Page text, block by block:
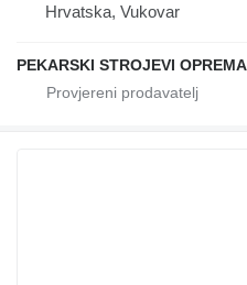
Hrvatska, Vukovar
PEKARSKI STROJEVI